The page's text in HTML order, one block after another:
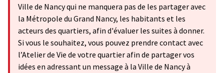
Ville de Nancy qui ne manquera pas de les partager avec
la Métropole du Grand Nancy, les habitants et les
acteurs des quartiers, afin d'évaluer les suites à donner.
Si vous le souhaitez, vous pouvez prendre contact avec
l’Atelier de Vie de votre quartier afin de partager vos
idées en adressant un message à la Ville de Nancy à